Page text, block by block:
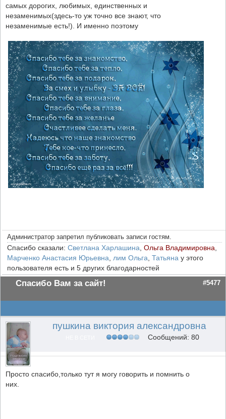
самых дорогих, любимых, единственных и
незаменимых(здесь-то уж точно все знают, что
незаменимые есть!). И именно поэтому
Администратор запретил публиковать записи гостям.
Спасибо сказали: Светлана Харлашина Ольга Владимировна
Марченко Анастасия Юрьевна
лим Ольга Татьяна у этого
пользователя есть и 5 других благодарностей
Спасибо Вам за сайт! #5477
пушкина виктория александровна
Сообщений: 80
Просто спасибо,только тут я могу говорить и помнить о
них.